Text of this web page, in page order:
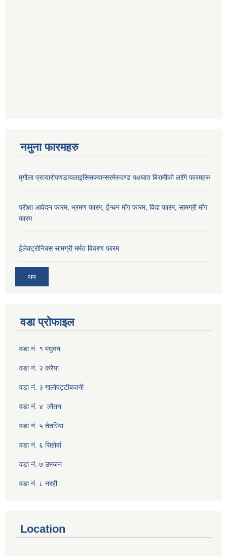
नमुना फारमहरु
मृगौला प्रत्यारोपणडायलाइसिसक्यान्सरमेरुदण्ड पक्षघात बिरामीको लागि फारमहरु
परीक्षा आवेदन फारम, भ्रमण फारम, ईन्धन माँग फारम, विदा फारम, सामग्री माँग
फारम
ईलेक्ट्रोनिक्स सामग्री मर्मत विवरण फारम
थप
वडा प्रोफाइल
वडा नं. १ मधुवन
वडा नं. २ करैया
वडा नं. ३ गालाेपट्टीबजनी
वडा नंं. ४ लाैतन
वडा नंं. ५ तेतरिया
वडा नं. ६ सिहाेर्वा
वडा नं. ७ उमजन
वडा नं. ८ नरही
Location